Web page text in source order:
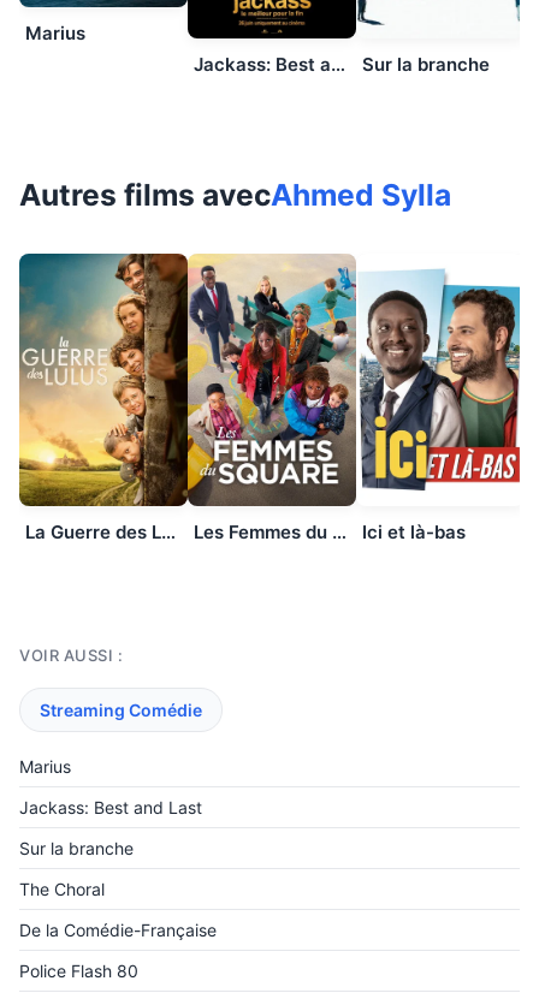
Marius
Jackass: Best and Last
Sur la branche
Autres films avecAhmed Sylla
La Guerre des Lulus Les Femmes du square Ici et là-bas
VOIR AUSSI :
Streaming Comédie
Marius
Jackass: Best and Last
Sur la branche
The Choral
De la Comédie-Française
Police Flash 80